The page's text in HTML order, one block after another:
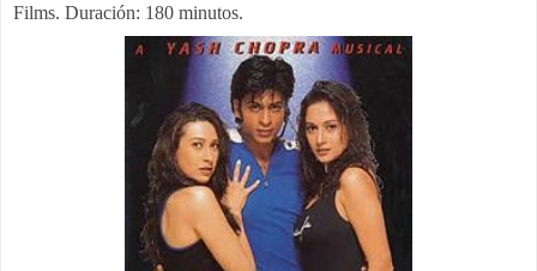
Films. Duración: 180 minutos.